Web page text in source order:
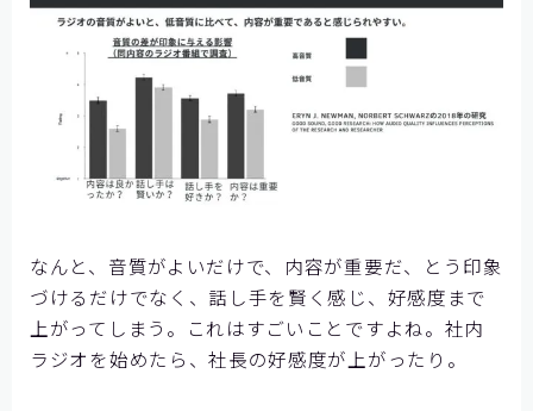
なんと、音質がよいだけで、内容が重要だ、とう印象
づけるだけでなく、話し手を賢く感じ、好感度まで
上がってしまう。これはすごいことですよね。社内
ラジオを始めたら、社長の好感度が上がったり。